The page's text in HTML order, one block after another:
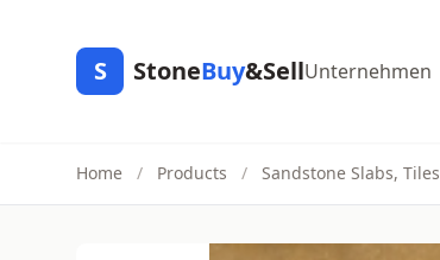
S StoneBuy&SellUnternehmen
Home / Products / Sandstone Slabs, Tiles